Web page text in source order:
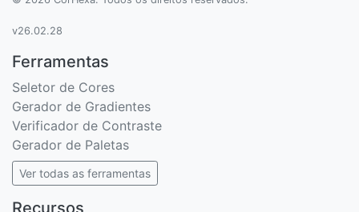
v26.02.28
Ferramentas
Seletor de Cores
Gerador de Gradientes
Verificador de Contraste
Gerador de Paletas
Ver todas as ferramentas
Recursos